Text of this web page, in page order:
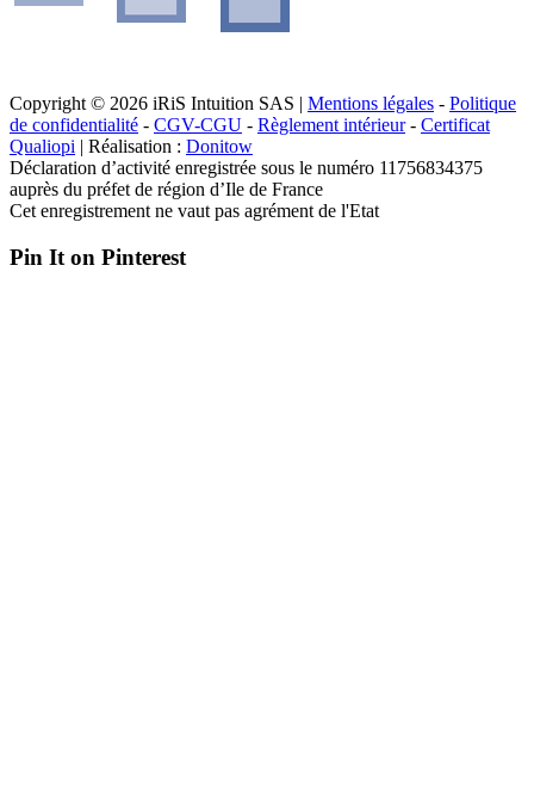
Copyright © 2026 iRiS Intuition SAS | Mentions légales - Politique
de confidentialité - CGV-CGU - Règlement intérieur- Certificat
Qualiopi | Réalisation : Donitow
Déclaration d’activité enregistrée sous le numéro 11756834375
auprès du préfet de région d’Ile de France
Cet enregistrement ne vaut pas agrément de l'Etat
Pin It on Pinterest